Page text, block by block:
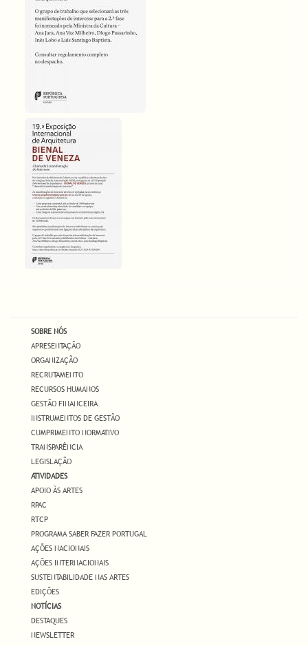
SOBRE NÓS
APRESENTAÇÃO
ORGANIZAÇÃO
RECRUTAMENTO
RECURSOS HUMANOS
GESTÃO FINANCEIRA
INSTRUMENTOS DE GESTÃO
CUMPRIMENTO NORMATIVO
TRANSPARÊNCIA
LEGISLAÇÃO
ATIVIDADES
APOIO ÀS ARTES
RPAC
RTCP
PROGRAMA SABER FAZER PORTUGAL
AÇÕES NACIONAIS
AÇÕES INTERNACIONAIS
SUSTENTABILIDADE NAS ARTES
EDIÇÕES
NOTÍCIAS
DESTAQUES
NEWSLETTER